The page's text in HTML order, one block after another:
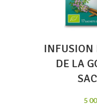
INFUSION
DE LA
5